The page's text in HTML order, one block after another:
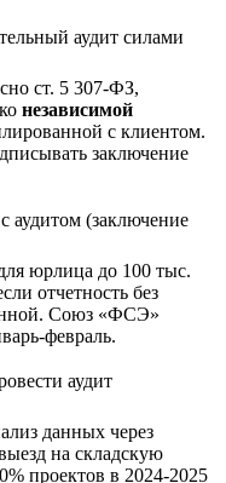
аудит силами
ст. 5 307-ФЗ,
независимой
с клиентом.
заключение
аудитом (заключение
юрлица до 100 тыс.
отчетность без
Союз «ФСЭ»
февраль.
аудит
данных через
на складскую
проектов в 2024-2025